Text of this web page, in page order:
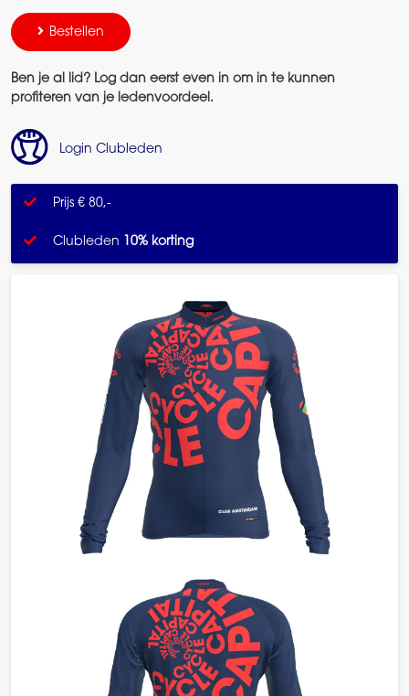
Bestellen
Ben je al lid? Log dan eerst even in om in te kunnen
profiteren van je ledenvoordeel.
Login Clubleden
Prijs € 80,-
Clubleden 10% korting